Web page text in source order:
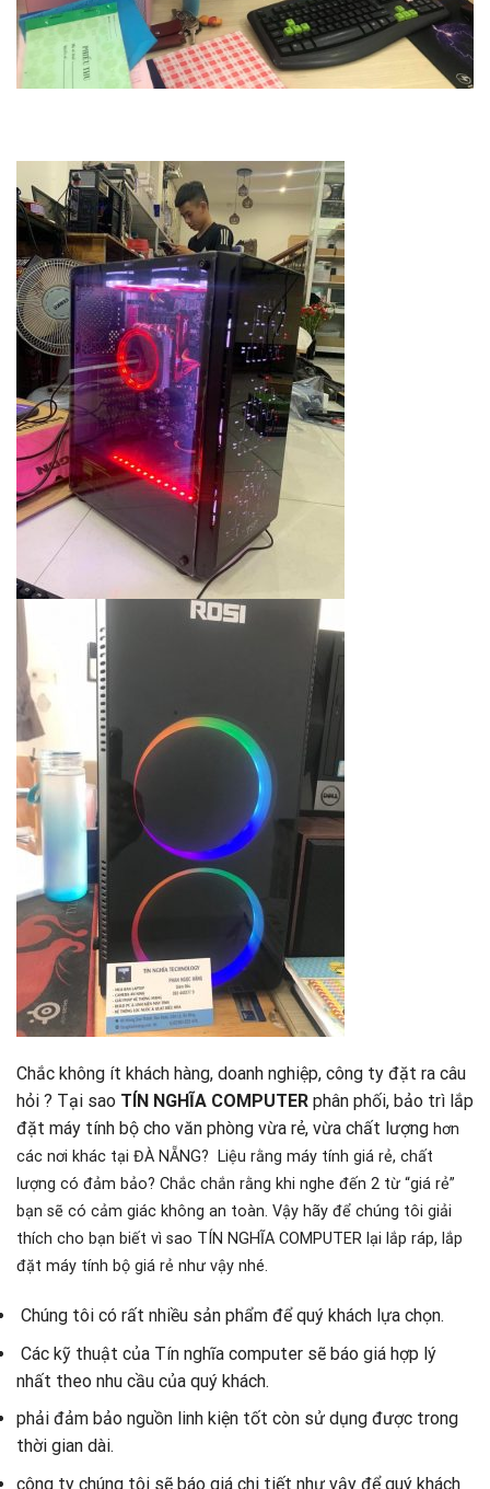
Chắc không ít khách hàng, doanh nghiệp, công ty đặt ra câu
hỏi ? Tại sao TÍN NGHĨA COMPUTER phân phối, bảo trì lắp
đặt máy tính bộ cho văn phòng vừa rẻ, vừa chất lượng hơn
các nơi khác tại ĐÀ NẴNG? Liệu rằng máy tính giá rẻ, chất
lượng có đảm bảo? Chắc chắn rằng khi nghe đến 2 từ “giá rẻ”
bạn sẽ có cảm giác không an toàn. Vậy hãy để chúng tôi giải
thích cho bạn biết vì sao TÍN NGHĨA COMPUTER lại lắp ráp, lắp
đặt máy tính bộ giá rẻ như vậy nhé.
Chúng tôi có rất nhiều sản phẩm để quý khách lựa chọn.
Các kỹ thuật của Tín nghĩa computer sẽ báo giá hợp lý
nhất theo nhu cầu của quý khách.
phải đảm bảo nguồn linh kiện tốt còn sử dụng được trong
thời gian dài.
công ty chúng tôi sẽ báo giá chi tiết như vậy để quý khách